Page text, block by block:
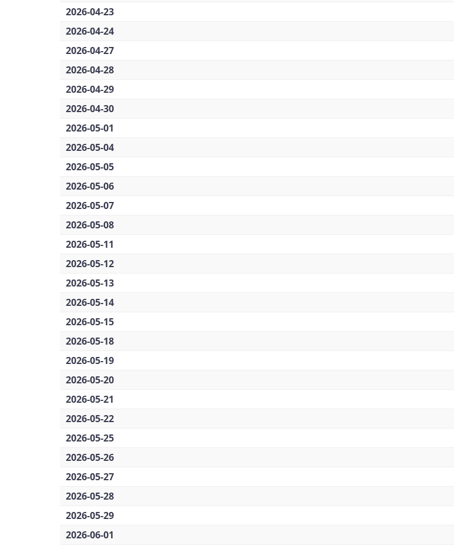
2026-04-23
2026-04-24
2026-04-27
2026-04-28
2026-04-29
2026-04-30
2026-05-01
2026-05-04
2026-05-05
2026-05-06
2026-05-07
2026-05-08
2026-05-11
2026-05-12
2026-05-13
2026-05-14
2026-05-15
2026-05-18
2026-05-19
2026-05-20
2026-05-21
2026-05-22
2026-05-25
2026-05-26
2026-05-27
2026-05-28
2026-05-29
2026-06-01